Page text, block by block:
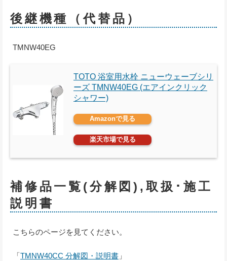
後継機種（代替品）
TMNW40EG
TOTO 浴室用水栓 ニューウェーブシリ
ーズ TMNW40EG (エアインクリック
シャワー)
Amazonで見る
楽天市場で見る
補修品一覧(分解図),取扱･施工
説明書
こちらのページを見てください。
「TMNW40CC 分解図・説明書 」